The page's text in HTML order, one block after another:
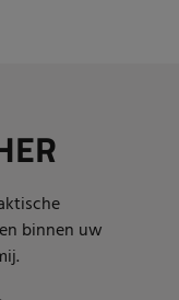
binnen uw